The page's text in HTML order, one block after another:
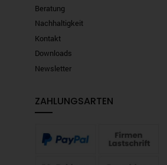
Beratung
Nachhaltigkeit
Kontakt
Downloads
Newsletter
ZAHLUNGSARTEN